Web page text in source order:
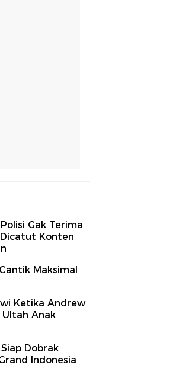
Gak Terima
Konten
Maksimal
Ketika Andrew
Ultah Anak
Dobrak
Indonesia